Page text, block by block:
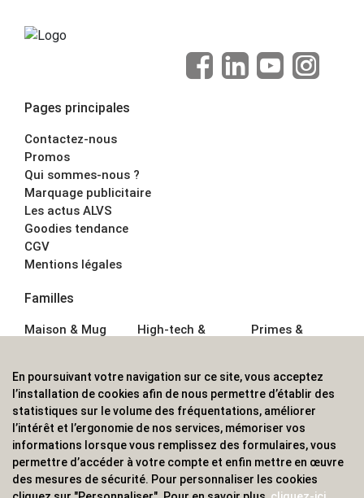
Pages principales
Contactez-nous
Promos
Qui sommes-nous ?
Marquage publicitaire
Les actus ALVS
Goodies tendance
CGV
Mentions légales
Familles
Maison & Mug
Écriture
Bagagerie sacs
High-tech &
Sport &
Outdoor
Enfant
Primes &
Boisson
Textile &
Casquette
Accessoires de
ALVS, fournisseur d'objets publicitaires, pour les
En poursuivant votre navigation sur ce site, vous acceptez
l’installation de cookies afin de nous permettre d’établir des
statistiques sur le volume des fréquentations, améliorer
l’intérêt et l’ergonomie de nos services, mémoriser vos
informations lorsque vous remplissez des formulaires, vous
permettre d’accéder à votre compte et enfin mettre en œuvre
des mesures de sécurité. Pour personnaliser les cookies